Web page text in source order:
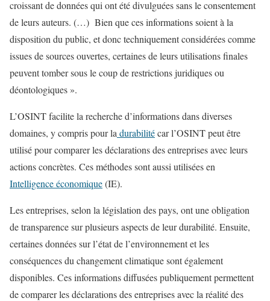
croissant de données qui ont été divulguées sans le consentement
de leurs auteurs. (…) Bien que ces informations soient à la
disposition du public, et donc techniquement considérées comme
issues de sources ouvertes, certaines de leurs utilisations finales
peuvent tomber sous le coup de restrictions juridiques ou
déontologiques ».
L’OSINT facilite la recherche d’informations dans diverses
domaines, y compris pour la durabilitécar l’OSINT peut être
utilisé pour comparer les déclarations des entreprises avec leurs
actions concrètes. Ces méthodes sont aussi utilisées en
Intelligence économique(IE).
Les entreprises, selon la législation des pays, ont une obligation
de transparence sur plusieurs aspects de leur durabilité. Ensuite,
certaines données sur l’état de l’environnement et les
conséquences du changement climatique sont également
disponibles. Ces informations diffusées publiquement permettent
de comparer les déclarations des entreprises avec la réalité des